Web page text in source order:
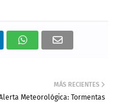
MÁS RECIENTES
Meteorológica: Tormentas